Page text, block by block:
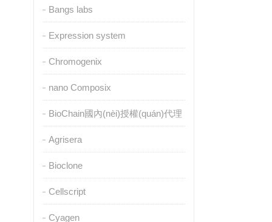
Bangs labs
Expression system
Chromogenix
nano Composix
BioChain國內(nèi)授權(quán)代理
Agrisera
Bioclone
Cellscript
Cyagen